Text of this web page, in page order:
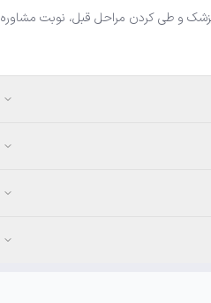
پزشک و طی کردن مراحل قبل، نوبت مشاوره